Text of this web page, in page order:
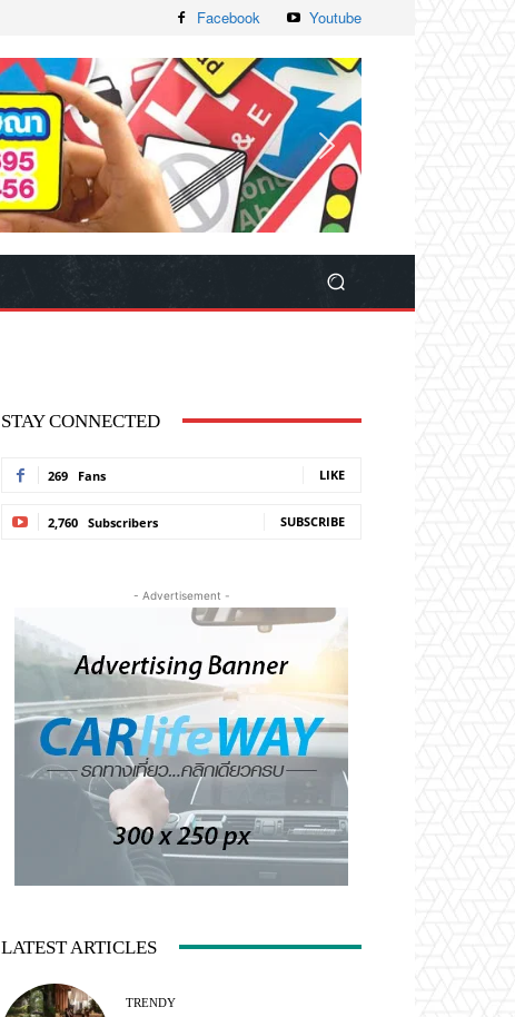
Facebook Youtube
STAY CONNECTED
269 Fans LIKE
2,760 Subscribers SUBSCRIBE
- Advertisement -
LATEST ARTICLES
TRENDY